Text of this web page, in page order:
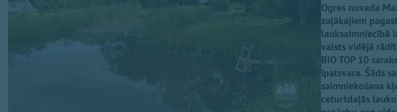
Ogres novada
zaļākajiem
lauksaimniecībā
valsts vidējā
BIO TOP 10
īpatsvara. Šāds
saimniekošana
ceturtdaļās